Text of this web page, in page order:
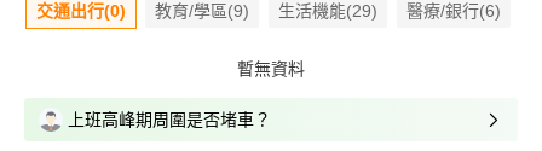
交通出行(0) 教育/學區(9) 生活機能(29) 醫療/銀行(6)
暫無資料
上班高峰期周圍是否堵車？